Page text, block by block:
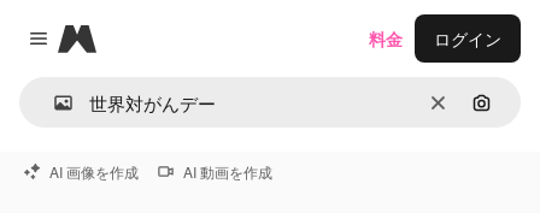
Close menu
Magnific
消去 画像で
料金 ログイン
AI 画像を作成 AI 動画を作成